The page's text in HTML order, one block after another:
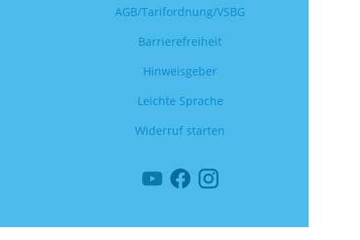
AGB/Tarifordnung/VSBG
Barrierefreiheit
Hinweisgeber
Leichte Sprache
Widerruf starten